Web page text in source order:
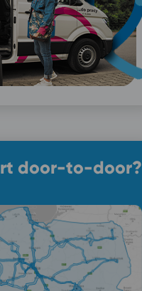
door-to-door?